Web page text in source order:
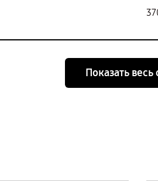
Показать весь